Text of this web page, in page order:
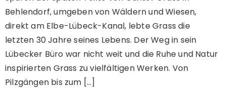
Behlendorf, umgeben von Wäldern und Wiesen,
direkt am Elbe-Lübeck-Kanal, lebte Grass die
letzten 30 Jahre seines Lebens. Der Weg in sein
Lübecker Büro war nicht weit und die Ruhe und Natur
inspirierten Grass zu vielfältigen Werken. Von
Pilzgängen bis zum […]